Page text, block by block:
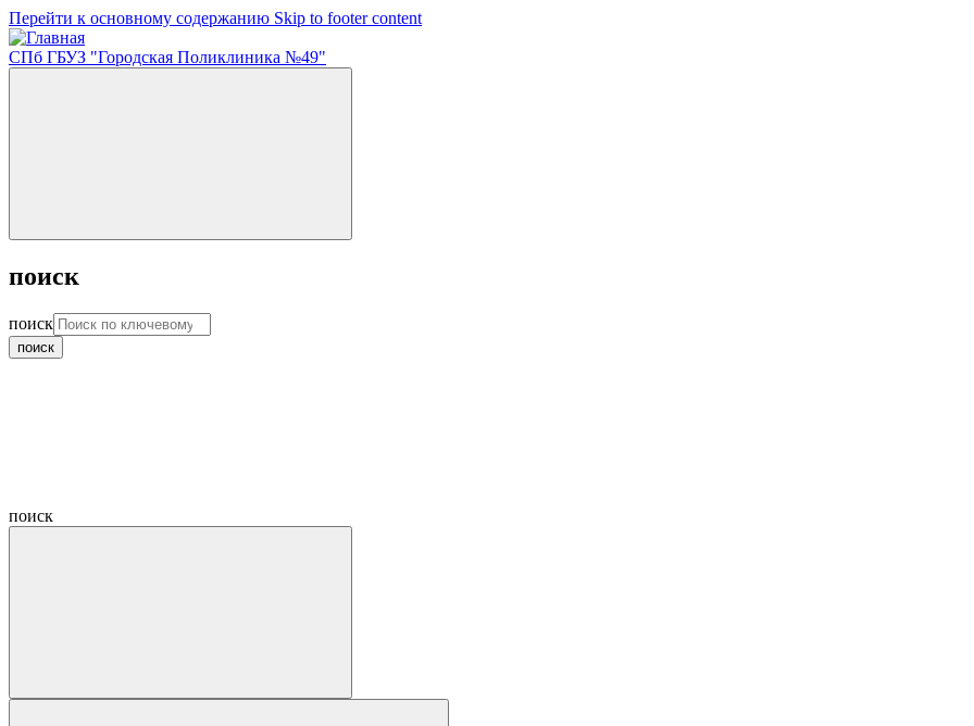
Перейти к основному содержанию Skip to footer content
СПб ГБУЗ "Городская Поликлиника №49"
поиск
поиск
поиск